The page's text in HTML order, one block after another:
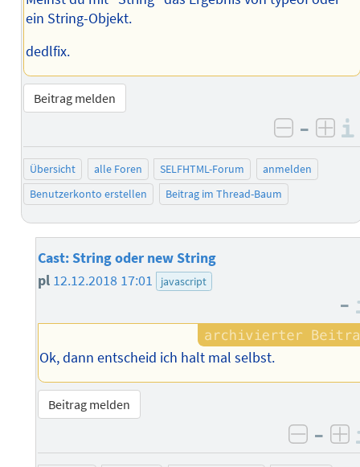
ein String-Objekt.
dedlfix.
Beitrag melden
negativ
–
Übersicht alle Foren SELFHTML-Forum
anmelden
Benutzerkonto erstellen
Beitrag im Thread-Baum
Cast: String oder new String
pl 12.12.2018 17:01 javascript
–
Ok, dann entscheid ich halt mal selbst.
Beitrag melden
–